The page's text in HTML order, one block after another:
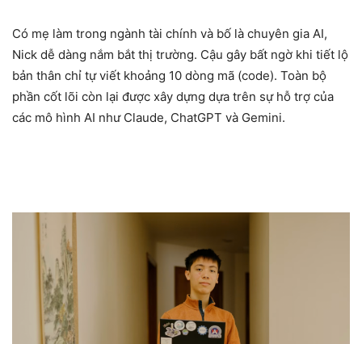
Có mẹ làm trong ngành tài chính và bố là chuyên gia AI,
Nick dễ dàng nắm bắt thị trường. Cậu gây bất ngờ khi tiết lộ
bản thân chỉ tự viết khoảng 10 dòng mã (code). Toàn bộ
phần cốt lõi còn lại được xây dựng dựa trên sự hỗ trợ của
các mô hình AI như Claude, ChatGPT và Gemini.